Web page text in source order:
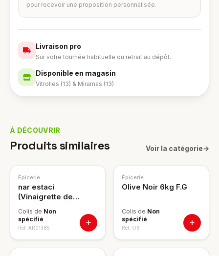
pour recevoir une proposition personnalisée.
Livraison pro
Sur votre tournée habituelle ou retrait au dépôt.
Disponible en magasin
Vitrolles (13) & Miramas (13)
À DÉCOUVRIR
Produits similaires Voir la catégorie→
Épicerie
nar estaci
(Vinaigrette de
Colis de Non
spécifié
Ref. AR01385
Épicerie
Olive Noir 6kg F.G
Colis de Non
spécifié
Ref. O6